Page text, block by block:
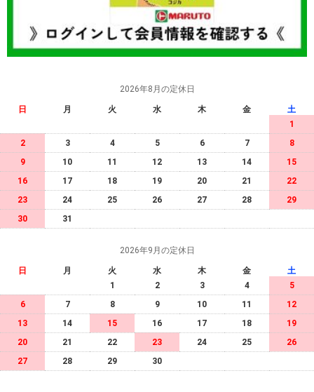
2026年8月の定休日
日 月 火 水 木 金
土
1
2
3 4 5 6 7
8
9
10 11 12 13 14
15
16
17 18 19 20 21
22
23
24 25 26 27 28
29
30
31
2026年9月の定休日
日 月 火 水 木 金
土
1
2 3 4
5
6
7 8 9 10 11
12
13
14 15 16 17 18
19
20
21 22 23 24 25
26
27
28 29 30